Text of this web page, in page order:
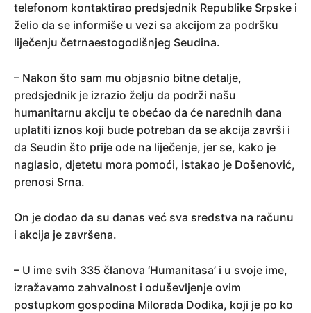
telefonom kontaktirao predsjednik Republike Srpske i
želio da se informiše u vezi sa akcijom za podršku
liječenju četrnaestogodišnjeg Seudina.
– Nakon što sam mu objasnio bitne detalje,
predsjednik je izrazio želju da podrži našu
humanitarnu akciju te obećao da će narednih dana
uplatiti iznos koji bude potreban da se akcija završi i
da Seudin što prije ode na liječenje, jer se, kako je
naglasio, djetetu mora pomoći, istakao je Došenović,
prenosi Srna.
On je dodao da su danas već sva sredstva na računu
i akcija je završena.
– U ime svih 335 članova ‘Humanitasa’ i u svoje ime,
izražavamo zahvalnost i oduševljenje ovim
postupkom gospodina Milorada Dodika, koji je po ko